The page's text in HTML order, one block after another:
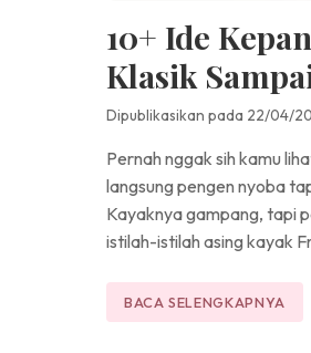
10+ Ide
Klasik
Dipublikasikan pada 22/04/
Pernah nggak sih kamu
langsung pengen nyoba
Kayaknya gampang, tapi
istilah-istilah asing kayak
BACA SELENGKAPNYA